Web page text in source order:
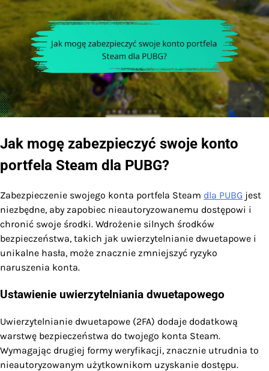
Jak mogę zabezpieczyć swoje konto
portfela Steam dla PUBG?
Zabezpieczenie swojego konta portfela Steam dla PUBG jest
niezbędne, aby zapobiec nieautoryzowanemu dostępowi i
chronić swoje środki. Wdrożenie silnych środków
bezpieczeństwa, takich jak uwierzytelnianie dwuetapowe i
unikalne hasła, może znacznie zmniejszyć ryzyko
naruszenia konta.
Ustawienie uwierzytelniania dwuetapowego
Uwierzytelnianie dwuetapowe (2FA) dodaje dodatkową
warstwę bezpieczeństwa do twojego konta Steam.
Wymagając drugiej formy weryfikacji, znacznie utrudnia to
nieautoryzowanym użytkownikom uzyskanie dostępu.